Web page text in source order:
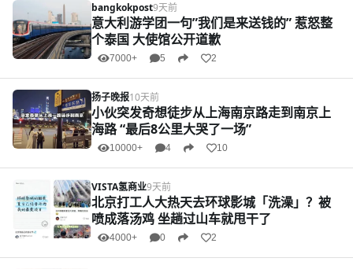
bangkokpost9天前
意大利游学团一句”我们是来送钱的” 惹怒整
个泰国 大使馆公开道歉
7000+ 5 2
扬子晚报10天前
小伙突发奇想徒步从上海南京路走到南京上
海路 “最后8公里大哭了一场”
10000+ 4 10
VISTA氢商业9天前
北京打工人大热天去环球影城「洗澡」？被
喷成落汤鸡 坐趟过山车就甩干了
4000+ 0 2